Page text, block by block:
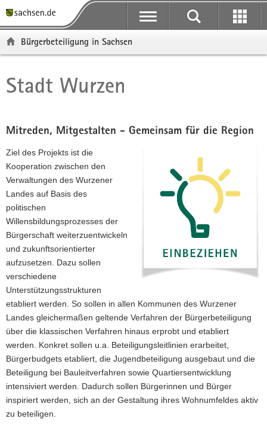
t
ü
r
r
e
i
f
e
n
d
e
N
a
v
i
g
a
t
i
o
n
t
n
i
a
t
i
o
n
p
n
l
t
-
r
i
c
h
Bürgerbeteiligung in Sachsen
Hauptinhalt
Stadt Wurzen
Mitreden, Mitgestalten - Gemeinsam für die Region
Ziel des Projekts ist die
Kooperation zwischen den
Verwaltungen des Wurzener
Landes auf Basis des
politischen
Willensbildungsprozesses der
Bürgerschaft weiterzuentwickeln
und zukunftsorientierter
aufzusetzen. Dazu sollen
verschiedene
Unterstützungsstrukturen
etabliert werden. So sollen in allen Kommunen des Wurzener
Landes gleichermaßen geltende Verfahren der Bürgerbeteiligung
über die klassischen Verfahren hinaus erprobt und etabliert
werden. Konkret sollen u.a. Beteiligungsleitlinien erarbeitet,
Bürgerbudgets etabliert, die Jugendbeteiligung ausgebaut und die
Beteiligung bei Bauleitverfahren sowie Quartiersentwicklung
intensiviert werden. Dadurch sollen Bürgerinnen und Bürger
inspiriert werden, sich an der Gestaltung ihres Wohnumfeldes aktiv
zu beteiligen.